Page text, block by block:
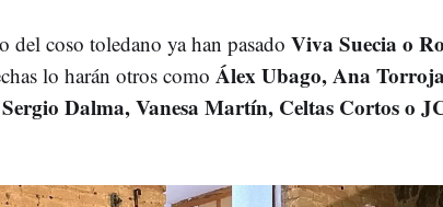
del coso toledano ya han pasado Viva Suecia o
lo harán otros como Álex Ubago, Ana
Dalma, Vanesa Martín, Celtas Cortos o